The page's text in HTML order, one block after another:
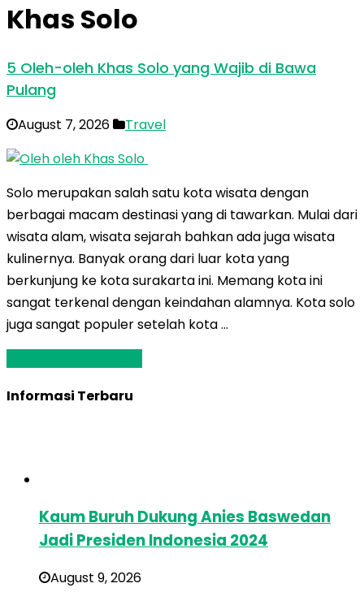
Khas Solo
5 Oleh-oleh Khas Solo yang Wajib di Bawa
Pulang
August 7, 2026 Travel
Solo merupakan salah satu kota wisata dengan
berbagai macam destinasi yang di tawarkan. Mulai dari
wisata alam, wisata sejarah bahkan ada juga wisata
kulinernya. Banyak orang dari luar kota yang
berkunjung ke kota surakarta ini. Memang kota ini
sangat terkenal dengan keindahan alamnya. Kota solo
juga sangat populer setelah kota …
Informasi Terbaru
Kaum Buruh Dukung Anies Baswedan
Jadi Presiden Indonesia 2024
August 9, 2026